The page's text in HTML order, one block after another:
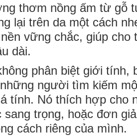
thơm nồng ấm từ gỗ
lại trên da một cách
vững chắc, giúp cho
dài.
phân biệt giới tính,
người tìm kiếm
tính. Nó thích hợp cho
sang trọng, hoặc đơn
cách riêng của mình.